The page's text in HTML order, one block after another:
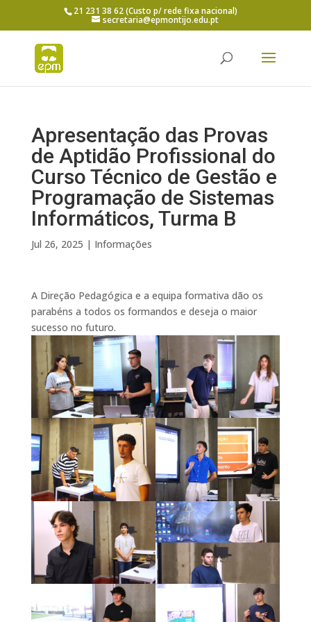
21 231 38 62 (Custo p/ rede fixa nacional)
secretaria@epmontijo.edu.pt
Apresentação das Provas
de Aptidão Profissional do
Curso Técnico de Gestão e
Programação de Sistemas
Informáticos, Turma B
Jul 26, 2025 | Informações
A Direção Pedagógica e a equipa formativa dão os
parabéns a todos os formandos e deseja o maior
sucesso no futuro.